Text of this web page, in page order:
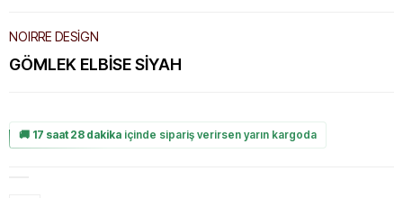
NOIRRE DESİGN
GÖMLEK ELBISE SIYAH
🚚 17 saat 28 dakika içinde sipariş verirsen yarın kargoda